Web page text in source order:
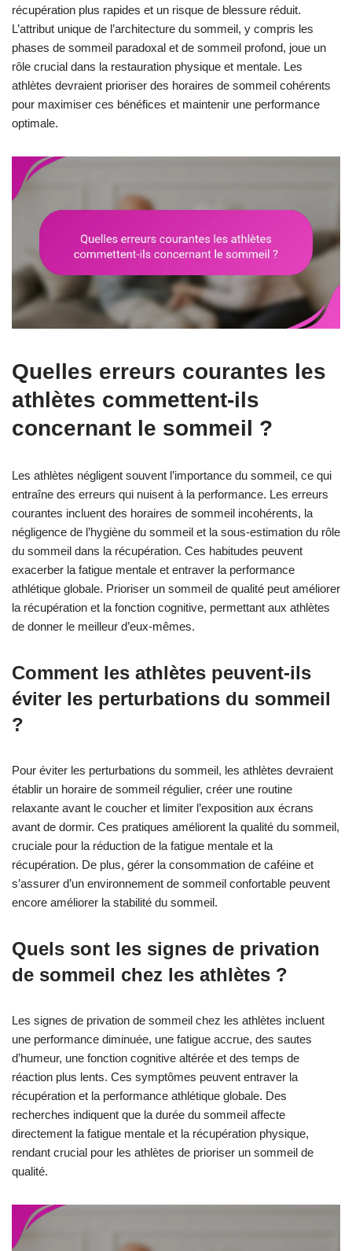
récupération plus rapides et un risque de blessure réduit.
L’attribut unique de l’architecture du sommeil, y compris les
phases de sommeil paradoxal et de sommeil profond, joue un
rôle crucial dans la restauration physique et mentale. Les
athlètes devraient prioriser des horaires de sommeil cohérents
pour maximiser ces bénéfices et maintenir une performance
optimale.
Quelles erreurs courantes les
athlètes commettent-ils
concernant le sommeil ?
Les athlètes négligent souvent l’importance du sommeil, ce qui
entraîne des erreurs qui nuisent à la performance. Les erreurs
courantes incluent des horaires de sommeil incohérents, la
négligence de l’hygiène du sommeil et la sous-estimation du rôle
du sommeil dans la récupération. Ces habitudes peuvent
exacerber la fatigue mentale et entraver la performance
athlétique globale. Prioriser un sommeil de qualité peut améliorer
la récupération et la fonction cognitive, permettant aux athlètes
de donner le meilleur d’eux-mêmes.
Comment les athlètes peuvent-ils
éviter les perturbations du sommeil
?
Pour éviter les perturbations du sommeil, les athlètes devraient
établir un horaire de sommeil régulier, créer une routine
relaxante avant le coucher et limiter l’exposition aux écrans
avant de dormir. Ces pratiques améliorent la qualité du sommeil,
cruciale pour la réduction de la fatigue mentale et la
récupération. De plus, gérer la consommation de caféine et
s’assurer d’un environnement de sommeil confortable peuvent
encore améliorer la stabilité du sommeil.
Quels sont les signes de privation
de sommeil chez les athlètes ?
Les signes de privation de sommeil chez les athlètes incluent
une performance diminuée, une fatigue accrue, des sautes
d’humeur, une fonction cognitive altérée et des temps de
réaction plus lents. Ces symptômes peuvent entraver la
récupération et la performance athlétique globale. Des
recherches indiquent que la durée du sommeil affecte
directement la fatigue mentale et la récupération physique,
rendant crucial pour les athlètes de prioriser un sommeil de
qualité.